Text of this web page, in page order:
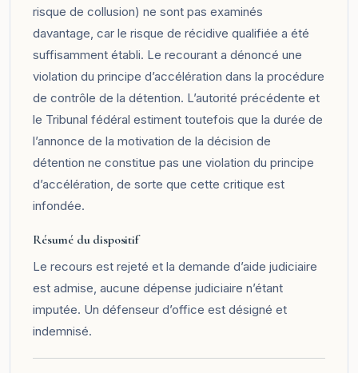
risque de collusion) ne sont pas examinés
davantage, car le risque de récidive qualifiée a été
suffisamment établi. Le recourant a dénoncé une
violation du principe d’accélération dans la procédure
de contrôle de la détention. L’autorité précédente et
le Tribunal fédéral estiment toutefois que la durée de
l’annonce de la motivation de la décision de
détention ne constitue pas une violation du principe
d’accélération, de sorte que cette critique est
infondée.
Résumé du dispositif
Le recours est rejeté et la demande d’aide judiciaire
est admise, aucune dépense judiciaire n’étant
imputée. Un défenseur d’office est désigné et
indemnisé.